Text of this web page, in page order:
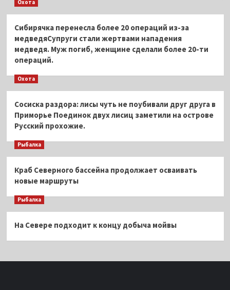
Охота
Сибирячка перенесла более 20 операций из-за
медведяСупруги стали жертвами нападения
медведя. Муж погиб, женщине сделали более 20-ти
операций.
Охота
Сосиска раздора: лисы чуть не поубивали друг друга в
Приморье Поединок двух лисиц заметили на острове
Русский прохожие.
Рыбалка
Краб Северного бассейна продолжает осваивать
новые маршруты
Рыбалка
На Севере подходит к концу добыча мойвы